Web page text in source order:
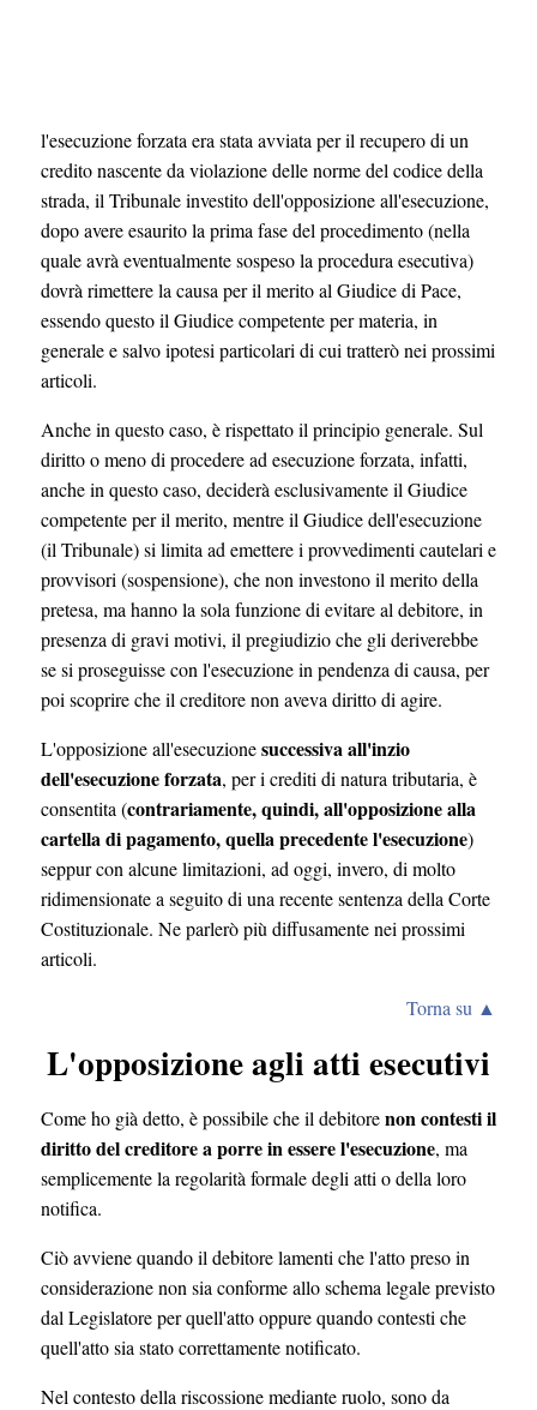
l'esecuzione forzata era stata avviata per il recupero di un
credito nascente da violazione delle norme del codice della
strada, il Tribunale investito dell'opposizione all'esecuzione,
dopo avere esaurito la prima fase del procedimento (nella
quale avrà eventualmente sospeso la procedura esecutiva)
dovrà rimettere la causa per il merito al Giudice di Pace,
essendo questo il Giudice competente per materia, in
generale e salvo ipotesi particolari di cui tratterò nei prossimi
articoli.
Anche in questo caso, è rispettato il principio generale. Sul
diritto o meno di procedere ad esecuzione forzata, infatti,
anche in questo caso, deciderà esclusivamente il Giudice
competente per il merito, mentre il Giudice dell'esecuzione
(il Tribunale) si limita ad emettere i provvedimenti cautelari e
provvisori (sospensione), che non investono il merito della
pretesa, ma hanno la sola funzione di evitare al debitore, in
presenza di gravi motivi, il pregiudizio che gli deriverebbe
se si proseguisse con l'esecuzione in pendenza di causa, per
poi scoprire che il creditore non aveva diritto di agire.
L'opposizione all'esecuzionesuccessiva all'inzio
dell'esecuzione forzata, per i crediti di natura tributaria, è
consentita (contrariamente, quindi, all'opposizione alla
cartella di pagamento, quella precedente l'esecuzione)
seppur con alcune limitazioni, ad oggi, invero, di molto
ridimensionate a seguito di una recente sentenza della Corte
Costituzionale. Ne parlerò più diffusamente nei prossimi
articoli.
Torna su ▲
L'opposizione agli atti esecutivi
Come ho già detto, è possibile che il debitorenon contesti il
diritto del creditore a porre in essere l'esecuzione, ma
semplicemente la regolarità formale degli atti o della loro
notifica.
Ciò avviene quando il debitore lamenti che l'atto preso in
considerazione non sia conforme allo schema legale previsto
dal Legislatore per quell'atto oppure quando contesti che
quell'atto sia stato correttamente notificato.
Nel contesto della riscossione mediante ruolo, sono da